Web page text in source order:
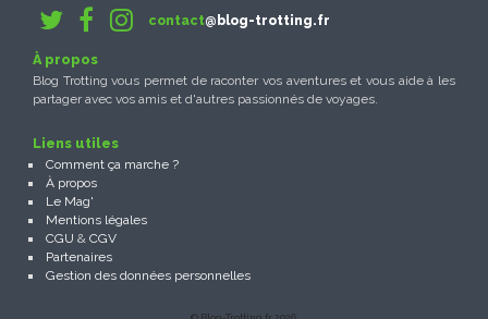
contact@blog-trotting.fr
À propos
Blog Trotting vous permet de raconter vos aventures et vous aide à les
partager avec vos amis et d'autres passionnés de voyages.
Liens utiles
Comment ça marche ?
À propos
Le Mag'
Mentions légales
CGU & CGV
Partenaires
Gestion des données personnelles